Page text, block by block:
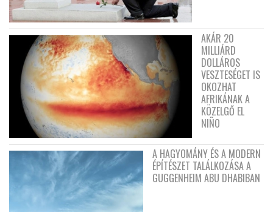
AKÁR 20
MILLIÁRD
DOLLÁROS
VESZTESÉGET IS
OKOZHAT
AFRIKÁNAK A
KÖZELGŐ EL
NIÑO
A HAGYOMÁNY ÉS A MODERN
ÉPÍTÉSZET TALÁLKOZÁSA A
GUGGENHEIM ABU DHABIBAN